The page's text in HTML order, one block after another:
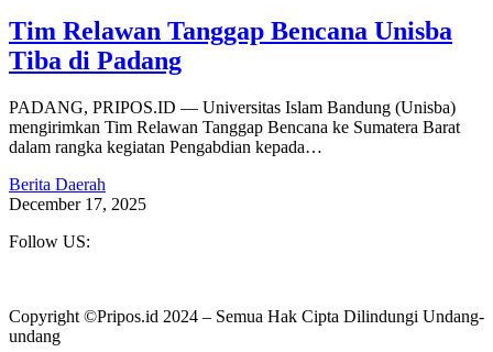
Tim Relawan Tanggap Bencana Unisba
Tiba di Padang
PADANG, PRIPOS.ID — Universitas Islam Bandung (Unisba)
mengirimkan Tim Relawan Tanggap Bencana ke Sumatera Barat
dalam rangka kegiatan Pengabdian kepada…
Berita Daerah
December 17, 2025
Follow US:
Copyright ©Pripos.id 2024 – Semua Hak Cipta Dilindungi Undang-
undang